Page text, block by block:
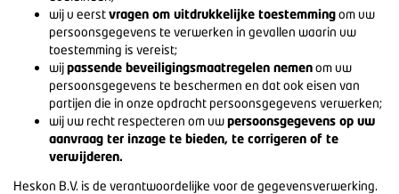
wij u eerstvragen om uitdrukkelijke toestemmingom uw
persoonsgegevens te verwerken in gevallen waarin uw
toestemming is vereist;
wijpassende beveiligingsmaatregelen nemenom uw
persoonsgegevens te beschermen en dat ook eisen van
partijen die in onze opdracht persoonsgegevens verwerken;
wij uw recht respecteren om uwpersoonsgegevens op uw
aanvraag ter inzage te bieden, te corrigeren of te
verwijderen.
Heskon B.V. is de verantwoordelijke voor de gegevensverwerking.